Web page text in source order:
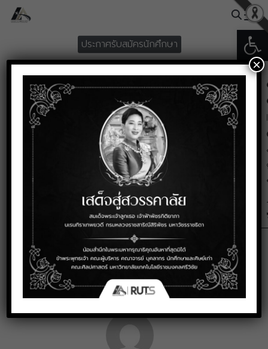
Skip
ประกาศรับสมัครนักศึกษา
ประกาศรายชื่อผู้มีสิทธิ์สอบ
สัมภาษณ์ (รอบทับทิม
ศิลปศาสตร์) ปีการศึกษา 2569
ธันวาคม 18, 2025
รายชื่อผูมีสิทธิ์สอบสัมภาษณ์ โควตาพิเศษ (รอบทับทิม) ดาวน์โหลด
556
ประกาศรับสมัครนักศึกษา ,หน่วยงาน
×